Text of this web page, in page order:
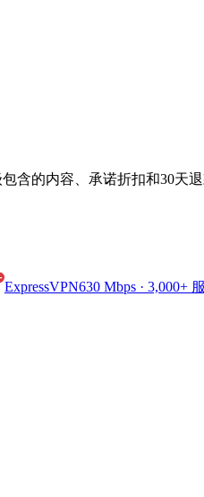
含的内容、承诺折扣和30天退
ExpressVPN630 Mbps · 3,000+